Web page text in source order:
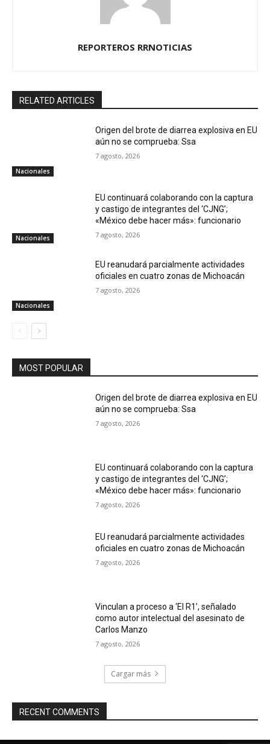
REPORTEROS RRNOTICIAS
RELATED ARTICLES
Nacionales
Origen del brote de diarrea explosiva en EU
aún no se comprueba: Ssa
7 agosto, 2026
Nacionales
EU continuará colaborando con la captura
y castigo de integrantes del ‘CJNG’;
«México debe hacer más»: funcionario
7 agosto, 2026
Nacionales
EU reanudará parcialmente actividades
oficiales en cuatro zonas de Michoacán
7 agosto, 2026
MOST POPULAR
Origen del brote de diarrea explosiva en EU
aún no se comprueba: Ssa
7 agosto, 2026
EU continuará colaborando con la captura
y castigo de integrantes del ‘CJNG’;
«México debe hacer más»: funcionario
7 agosto, 2026
EU reanudará parcialmente actividades
oficiales en cuatro zonas de Michoacán
7 agosto, 2026
Vinculan a proceso a ‘El R1’, señalado
como autor intelectual del asesinato de
Carlos Manzo
7 agosto, 2026
Cargar más
RECENT COMMENTS